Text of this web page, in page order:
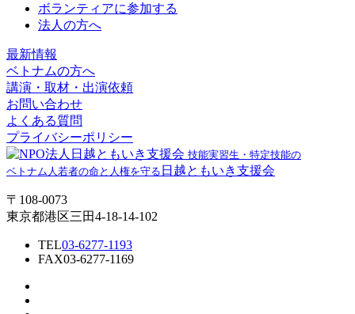
ボランティアに参加する
法人の方へ
最新情報
ベトナムの方へ
講演・取材・出演依頼
お問い合わせ
よくある質問
プライバシーポリシー
技能実習生・特定技能の
ベトナム人若者の命と人権を守る 日越ともいき支援会
〒108-0073
東京都港区三田4-18-14-102
TEL03-6277-1193
FAX03-6277-1169